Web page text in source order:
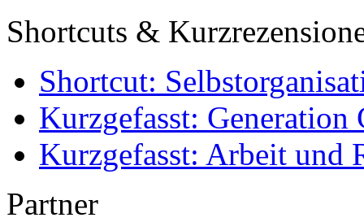
Shortcuts &
Shortcut:
Kurzgefasst: Generation
Kurzgefasst: Arbeit und
Partner